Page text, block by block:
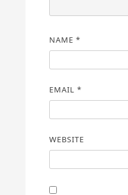
NAME *
EMAIL *
WEBSITE